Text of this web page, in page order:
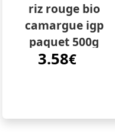
riz rouge bio
camargue igp
paquet 500g
3.58€